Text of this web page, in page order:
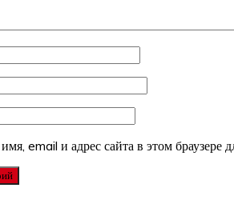
email и адрес сайта в этом браузере